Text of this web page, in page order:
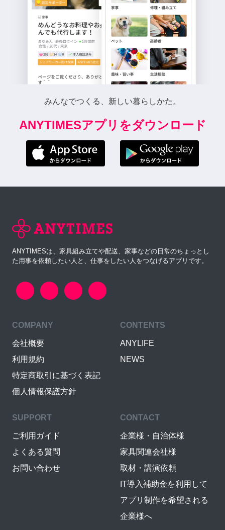
みんなでつくる、新しい暮らしかた。
ANYTIMESアプリをダウンロード
ANYTIMESは、家具組み立てや配送、家事などの日常のちょっとし
た用事を依頼したい人と、仕事をしたい人をつなげるアプリです。
COMPANY
会社概要
利用規約
特定商取引に基づく表記
個人情報保護方針
CONTENTS
ANYLIFE
NEWS
SUPPORT
ご利用ガイド
よくある質問
お問い合わせ
CONTACT
企業様・自治体様
家具関連会社様
取材・講演依頼
IT導入補助金を利用して
アプリ制作を希望される
企業様へ